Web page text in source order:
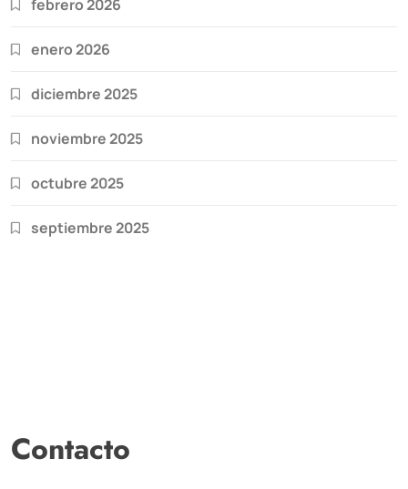
febrero 2026
enero 2026
diciembre 2025
noviembre 2025
octubre 2025
septiembre 2025
Contacto